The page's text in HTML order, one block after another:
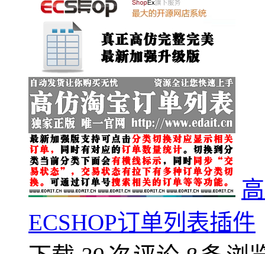
ECSHOP订单列表插件